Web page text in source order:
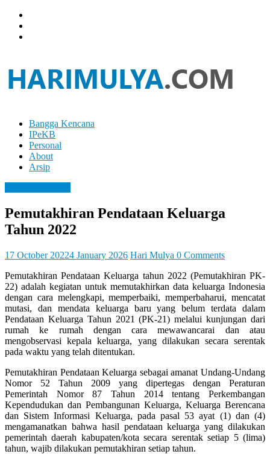
Skip
content
Hari
Mulya
Brain
Can
Analyze
It
While
Right
Brain
Let
You
Feel
It
Bangga Kencana
IPeKB
Personal
About
Arsip
Pemutakhiran Pendataan Keluarga
Tahun 2022
17 October 20224 January 2026 Hari Mulya 0 Comments
Pemutakhiran Pendataan Keluarga tahun 2022 (Pemutakhiran PK-
22) adalah kegiatan untuk memutakhirkan data keluarga Indonesia
dengan cara melengkapi, memperbaiki, memperbaharui, mencatat
mutasi, dan mendata keluarga baru yang belum terdata dalam
Pendataan Keluarga Tahun 2021 (PK-21) melalui kunjungan dari
rumah ke rumah dengan cara mewawancarai dan atau
mengobservasi kepala keluarga, yang dilakukan secara serentak
pada waktu yang telah ditentukan.
Pemutakhiran Pendataan Keluarga sebagai amanat Undang-Undang
Nomor 52 Tahun 2009 yang dipertegas dengan Peraturan
Pemerintah Nomor 87 Tahun 2014 tentang Perkembangan
Kependudukan dan Pembangunan Keluarga, Keluarga Berencana
dan Sistem Informasi Keluarga, pada pasal 53 ayat (1) dan (4)
mengamanatkan bahwa hasil pendataan keluarga yang dilakukan
pemerintah daerah kabupaten/kota secara serentak setiap 5 (lima)
tahun, wajib dilakukan pemutakhiran setiap tahun.